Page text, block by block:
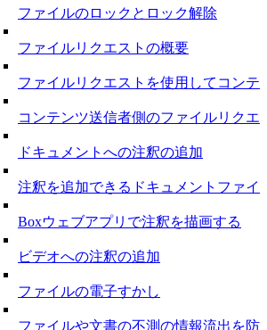
ファイルのロックとロック解除
ファイルリクエストの概要
ファイルリクエストを使用してコンテ
コンテンツ送信者側のファイルリク
ドキュメントへの注釈の追加
注釈を追加できるドキュメントファイ
Boxウェブアプリで注釈を描画する
ビデオへの注釈の追加
ファイルの電子すかし
ファイルや文書の不測の情報流出を防